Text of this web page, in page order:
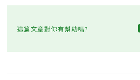
這篇文章對你有幫助嗎?